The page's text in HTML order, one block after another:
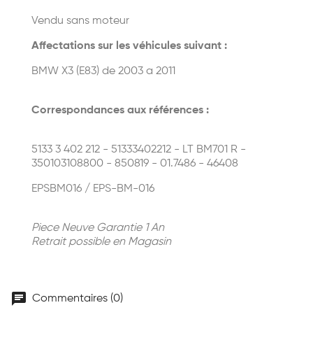
Vendu sans moteur
Affectations sur les véhicules suivant :
BMW X3 (E83) de 2003 a 2011
Correspondances aux références :
5133 3 402 212 - 51333402212 - LT BM701 R -
350103108800 - 850819 - 01.7486 - 46408
EPSBM016 / EPS-BM-016
Piece Neuve Garantie 1 An
Retrait possible en Magasin
chat Commentaires (0)